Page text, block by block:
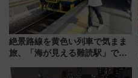
絶景路線を黄色い列車で気まま
旅、「海が見える難読駅」で幸
「新・鉄道ひとり旅」279回目